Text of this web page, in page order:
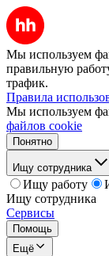
Мы используем
правильную
трафик.
Правила
Мы используем
файлов cookie
Понятно
Ищу сотрудника
Ищу работу
Ищу сотрудника
Сервисы
Помощь
Ещё